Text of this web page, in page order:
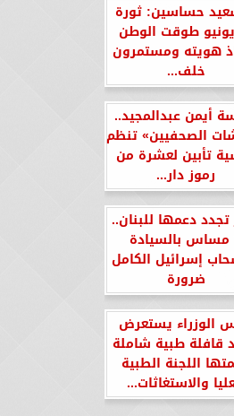
حساسين: ثورة
30 يونيو طوقت الوطن
هويته ومستمرون
خلف...
أيمن عبدالمجيد..
الصحفيين» تنظم
تأبين لعشرة من
رموز دار...
دعمها للبنان..
مساس بالسيادة
إسرائيل الكامل
ضرورة
الوزراء يستعرض
قافلة طبية شاملة
اللجنة الطبية
والاستغاثات...